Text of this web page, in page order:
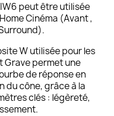
peut être utilisée
Cinéma (Avant ,
W utilisée pour les
Grave permet une
de réponse en
du cône, grâce à la
clés : légèreté,